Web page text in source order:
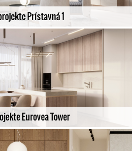
Prístavná 1
Eurovea Tower